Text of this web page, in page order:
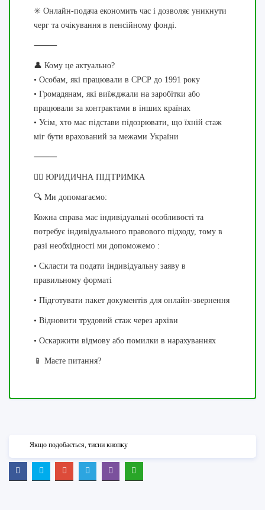
✳️ Онлайн-подача економить час і дозволяє уникнути
черг та очікування в пенсійному фонді.
⸻
👤 Кому це актуально?
• Особам, які працювали в СРСР до 1991 року
• Громадянам, які виїжджали на заробітки або
працювали за контрактами в інших країнах
• Усім, хто має підстави підозрювати, що їхній стаж
міг бути врахований за межами України
⸻
👨‍⚖️ ЮРИДИЧНА ПІДТРИМКА
🔍 Ми допомагаємо:
Кожна справа має індивідуальні особливості та
потребує індивідуального правового підходу, тому в
разі необхідності ми допоможемо :
• Скласти та подати індивідуальну заяву в
правильному форматі
• Підготувати пакет документів для онлайн-звернення
• Відновити трудовий стаж через архіви
• Оскаржити відмову або помилки в нарахуваннях
📱 Маєте питання?
Якщо подобається, тисни кнопку